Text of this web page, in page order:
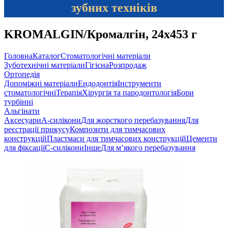
зубних техніків
KROMALGIN/Кромалгін, 24х453 г
ГоловнаКаталогСтоматологічні матеріали
Зуботехнічні матеріалиГігієнаРозпродаж
Ортопедія
Допоміжні матеріалиЕндодонтіяІнструменти
стоматологічніТерапіяХірургія та пародонтологіяБори
турбінні
Альгінати
АксесуариА-силікониДля жорсткого перебазуванняДля
реєстрації прикусуКомпозити для тимчасових
конструкційПластмаси для тимчасових конструкційЦементи
для фіксаціїС-силікониІншеДля м’якого перебазування